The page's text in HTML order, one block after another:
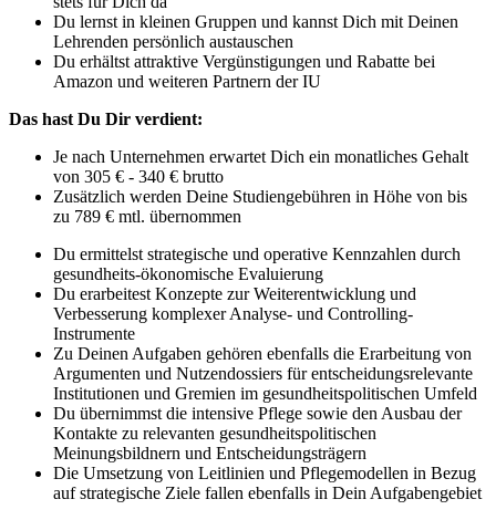
Du lernst in kleinen Gruppen und kannst Dich mit Deinen
Lehrenden persönlich austauschen
Du erhältst attraktive Vergünstigungen und Rabatte bei
Amazon und weiteren Partnern der IU
Das hast Du Dir verdient:
Je nach Unternehmen erwartet Dich ein monatliches Gehalt
von 305 € - 340 € brutto
Zusätzlich werden Deine Studiengebühren in Höhe von bis
zu 789 € mtl. übernommen
Du ermittelst strategische und operative Kennzahlen durch
gesundheits-ökonomische Evaluierung
Du erarbeitest Konzepte zur Weiterentwicklung und
Verbesserung komplexer Analyse- und Controlling-
Instrumente
Zu Deinen Aufgaben gehören ebenfalls die Erarbeitung von
Argumenten und Nutzendossiers für entscheidungsrelevante
Institutionen und Gremien im gesundheitspolitischen Umfeld
Du übernimmst die intensive Pflege sowie den Ausbau der
Kontakte zu relevanten gesundheitspolitischen
Meinungsbildnern und Entscheidungsträgern
Die Umsetzung von Leitlinien und Pflegemodellen in Bezug
auf strategische Ziele fallen ebenfalls in Dein Aufgabengebiet